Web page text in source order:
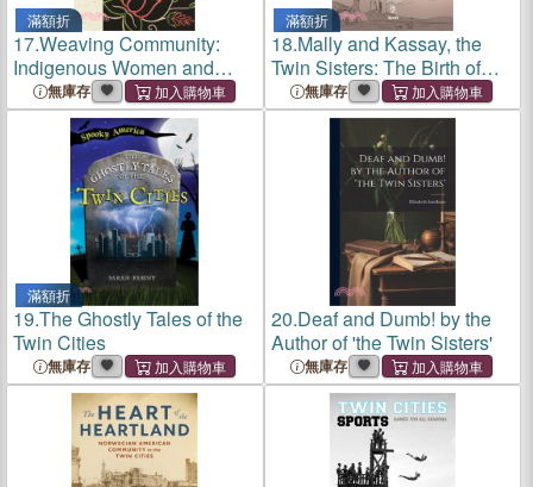
滿額折
17.Weaving Community:
Indigenous Women and
Leadership in the Twin
Cities
無庫存
滿額折
18.Mally and Kassay, the
Twin Sisters: The Birth of
Hope無庫存
滿額折
19.The Ghostly Tales of the
Twin Cities
無庫存
20.Deaf and Dumb! by the
Author of 'the Twin Sisters'
無庫存